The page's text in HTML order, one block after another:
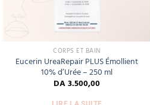
CORPS ET BAIN
Eucerin UreaRepair PLUS Émollient
10% d’Urée – 250 ml
DA3.500,00